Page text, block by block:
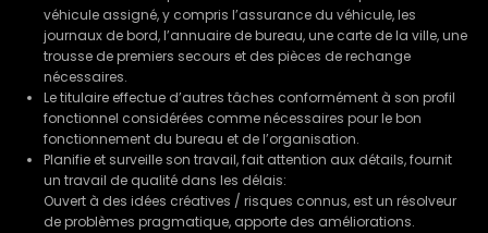
véhicule assigné, y compris l’assurance du véhicule, les
journaux de bord, l’annuaire de bureau, une carte de la ville, une
trousse de premiers secours et des pièces de rechange
nécessaires.
Le titulaire effectue d’autres tâches conformément à son profil
fonctionnel considérées comme nécessaires pour le bon
fonctionnement du bureau et de l’organisation.
Planifie et surveille son travail, fait attention aux détails, fournit
un travail de qualité dans les délais:
Ouvert à des idées créatives / risques connus, est un résolveur
de problèmes pragmatique, apporte des améliorations.